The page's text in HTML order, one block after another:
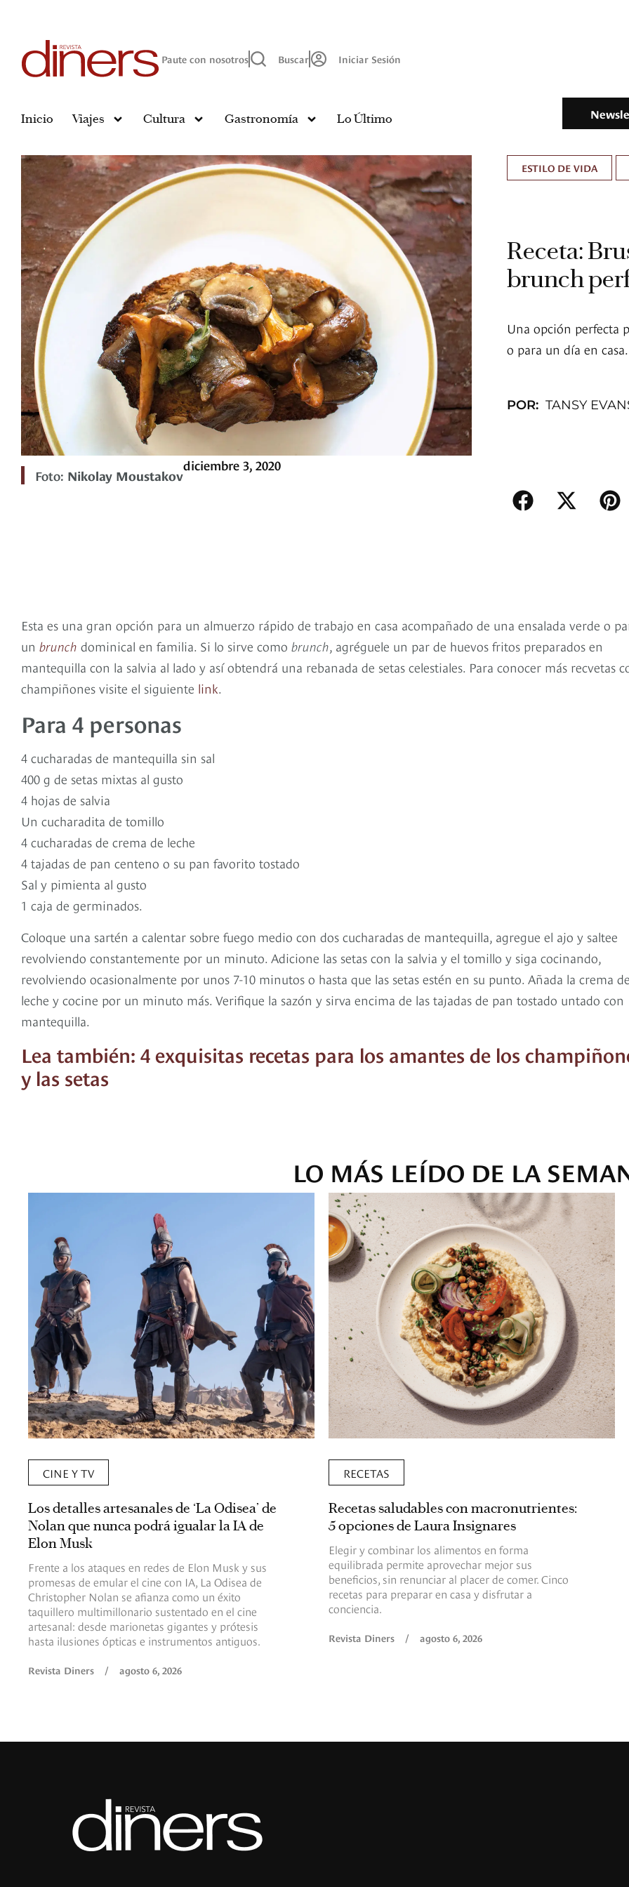
Paute con nosotros Buscar Iniciar Sesión
Inicio Viajes Cultura Gastronomía Lo Último
Foto: Nikolay Moustakov
diciembre 3, 2020
ESTILO DE VIDA
Receta:
brunch
Una opción perfecta
o para un día en
POR: TANSY
Esta es una gran opción para un almuerzo rápido de trabajo en casa acompañado de una ensalada verde o
un brunch dominical en familia. Si lo sirve como brunch, agréguele un par de huevos fritos preparados en
mantequilla con la salvia al lado y así obtendrá una rebanada de setas celestiales. Para conocer más recvetas
champiñones visite el siguiente link.
Para 4 personas
4 cucharadas de mantequilla sin sal
400 g de setas mixtas al gusto
4 hojas de salvia
Un cucharadita de tomillo
4 cucharadas de crema de leche
4 tajadas de pan centeno o su pan favorito tostado
Sal y pimienta al gusto
1 caja de germinados.
Coloque una sartén a calentar sobre fuego medio con dos cucharadas de mantequilla, agregue el ajo y saltee
revolviendo constantemente por un minuto. Adicione las setas con la salvia y el tomillo y siga cocinando,
revolviendo ocasionalmente por unos 7-10 minutos o hasta que las setas estén en su punto. Añada la crema
leche y cocine por un minuto más. Verifique la sazón y sirva encima de las tajadas de pan tostado untado con
mantequilla.
Lea también: 4 exquisitas recetas para los amantes de los
y las setas
LO MÁS LEÍDO DE LA
CINE Y TV
Los detalles artesanales de ‘La Odisea’ de
Nolan que nunca podrá igualar la IA de
Elon Musk
Frente a los ataques en redes de Elon Musk y sus
promesas de emular el cine con IA, La Odisea de
Christopher Nolan se afianza como un éxito
taquillero multimillonario sustentado en el cine
artesanal: desde marionetas gigantes y prótesis
hasta ilusiones ópticas e instrumentos antiguos.
Revista Diners / agosto 6, 2026
RECETAS
Recetas saludables con macronutrientes:
5 opciones de Laura Insignares
Elegir y combinar los alimentos en forma
equilibrada permite aprovechar mejor sus
beneficios, sin renunciar al placer de comer. Cinco
recetas para preparar en casa y disfrutar a
conciencia.
Revista Diners / agosto 6, 2026